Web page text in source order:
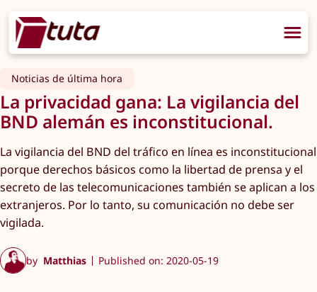
Noticias de última hora
La privacidad gana: La vigilancia del
BND alemán es inconstitucional.
La vigilancia del BND del tráfico en línea es inconstitucional
porque derechos básicos como la libertad de prensa y el
secreto de las telecomunicaciones también se aplican a los
extranjeros. Por lo tanto, su comunicación no debe ser
vigilada.
by Matthias Published on: 2020-05-19